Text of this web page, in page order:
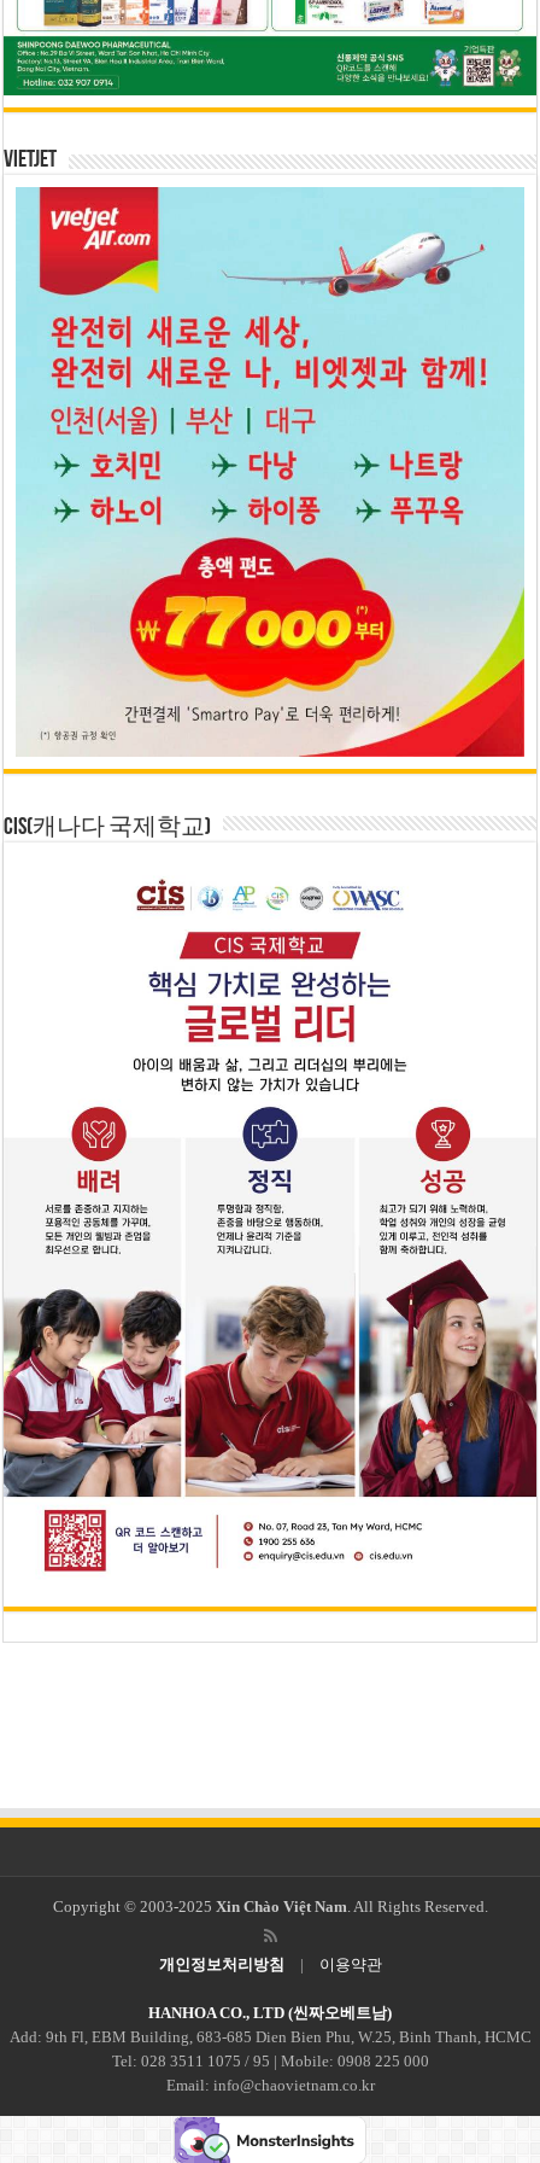
Vietjet
CIS(캐나다 국제학교)
Copyright © 2003-2025 Xin Chào Việt Nam. All Rights Reserved.
개인정보처리방침 | 이용약관
HANHOA CO., LTD (씬짜오베트남)
Add: 9th Fl, EBM Building, 683-685 Dien Bien Phu, W.25, Binh Thanh, HCMC
Tel: 028 3511 1075 / 95 | Mobile: 0908 225 000
Email: info@chaovietnam.co.kr